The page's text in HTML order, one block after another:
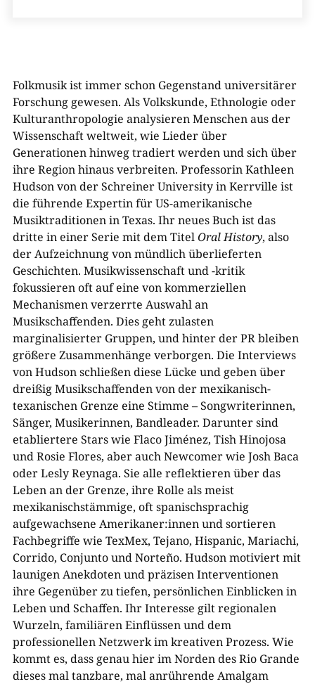
Folkmusik ist immer schon Gegenstand universitärer
Forschung gewesen. Als Volkskunde, Ethnologie oder
Kulturanthropologie analysieren Menschen aus der
Wissenschaft weltweit, wie Lieder über
Generationen hinweg tradiert werden und sich über
ihre Region hinaus verbreiten. Professorin Kathleen
Hudson von der Schreiner University in Kerrville ist
die führende Expertin für US-amerikanische
Musiktraditionen in Texas. Ihr neues Buch ist das
dritte in einer Serie mit dem TitelOral History, also
der Aufzeichnung von mündlich überlieferten
Geschichten. Musikwissenschaft und -kritik
fokussieren oft auf eine von kommerziellen
Mechanismen verzerrte Auswahl an
Musikschaffenden. Dies geht zulasten
marginalisierter Gruppen, und hinter der PR bleiben
größere Zusammenhänge verborgen. Die Interviews
von Hudson schließen diese Lücke und geben über
dreißig Musikschaffenden von der mexikanisch-
texanischen Grenze eine Stimme – Songwriterinnen,
Sänger, Musikerinnen, Bandleader. Darunter sind
etabliertere Stars wie Flaco Jiménez, Tish Hinojosa
und Rosie Flores, aber auch Newcomer wie Josh Baca
oder Lesly Reynaga. Sie alle reflektieren über das
Leben an der Grenze, ihre Rolle als meist
mexikanischstämmige, oft spanischsprachig
aufgewachsene Amerikaner:innen und sortieren
Fachbegriffe wie TexMex, Tejano, Hispanic, Mariachi,
Corrido, Conjunto und Norteño. Hudson motiviert mit
launigen Anekdoten und präzisen Interventionen
ihre Gegenüber zu tiefen, persönlichen Einblicken in
Leben und Schaffen. Ihr Interesse gilt regionalen
Wurzeln, familiären Einflüssen und dem
professionellen Netzwerk im kreativen Prozess. Wie
kommt es, dass genau hier im Norden des Rio Grande
dieses mal tanzbare, mal anrührende Amalgam